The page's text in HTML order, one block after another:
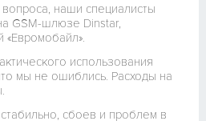
наши специалисты
GSM-шлюзе Dinstar,
использования
мы не ошиблись. Расходы на
сбоев и проблем в